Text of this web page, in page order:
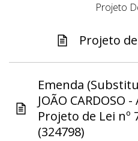
Projeto
Projeto
Emenda
JOÃO CARDOSO
Projeto de Lei nº
(324798)